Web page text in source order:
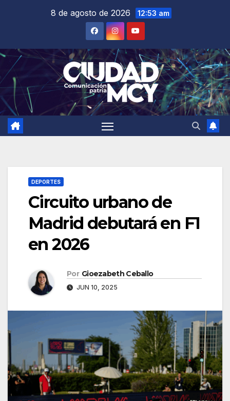
8 de agosto de 2026 12:53 am
DEPORTES
Circuito urbano de
Madrid debutará en F1
en 2026
Por Gioezabeth Ceballo
JUN 10, 2025